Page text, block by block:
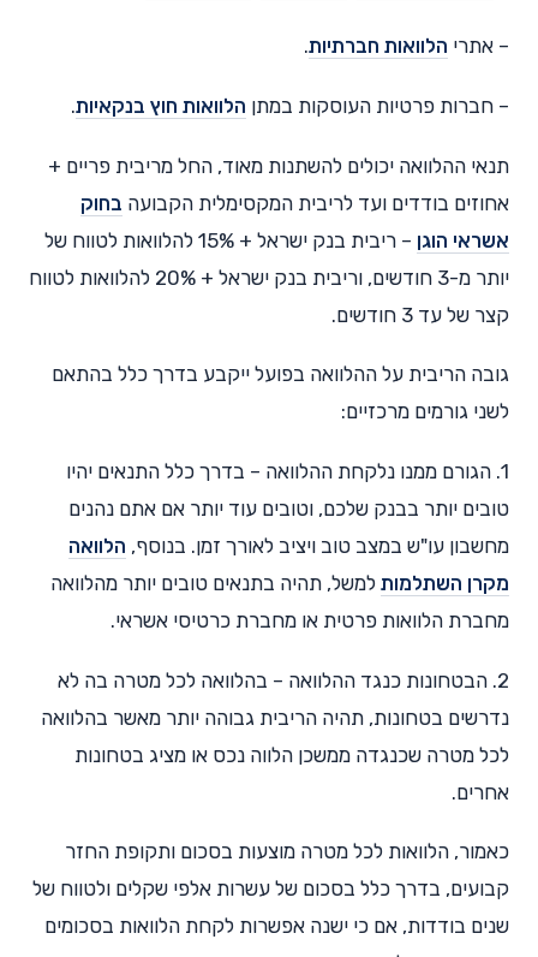
– אתרי הלוואות חברתיות.
– חברות פרטיות העוסקות במתן הלוואות חוץ בנקאיות.
תנאי ההלוואה יכולים להשתנות מאוד, החל מריבית פריים +
אחוזים בודדים ועד לריבית המקסימלית הקבועה בחוק
אשראי הוגן
– ריבית בנק ישראל + 15% להלוואות לטווח של
יותר מ-3 חודשים, וריבית בנק ישראל + 20% להלוואות לטווח
קצר של עד 3 חודשים.
גובה הריבית על ההלוואה בפועל ייקבע בדרך כלל בהתאם
לשני גורמים מרכזיים:
1. הגורם ממנו נלקחת ההלוואה – בדרך כלל התנאים יהיו
טובים יותר בבנק שלכם, וטובים עוד יותר אם אתם נהנים
מחשבון עו"ש במצב טוב ויציב לאורך זמן. בנוסף, הלוואה
מקרן השתלמות למשל, תהיה בתנאים טובים יותר מהלוואה
מחברת הלוואות פרטית או מחברת כרטיסי אשראי.
2. הבטחונות כנגד ההלוואה – בהלוואה לכל מטרה בה לא
נדרשים בטחונות, תהיה הריבית גבוהה יותר מאשר בהלוואה
לכל מטרה שכנגדה ממשכן הלווה נכס או מציג בטחונות
אחרים.
כאמור, הלוואות לכל מטרה מוצעות בסכום ותקופת החזר
קבועים, בדרך כלל בסכום של עשרות אלפי שקלים ולטווח של
שנים בודדות, אם כי ישנה אפשרות לקחת הלוואות בסכומים